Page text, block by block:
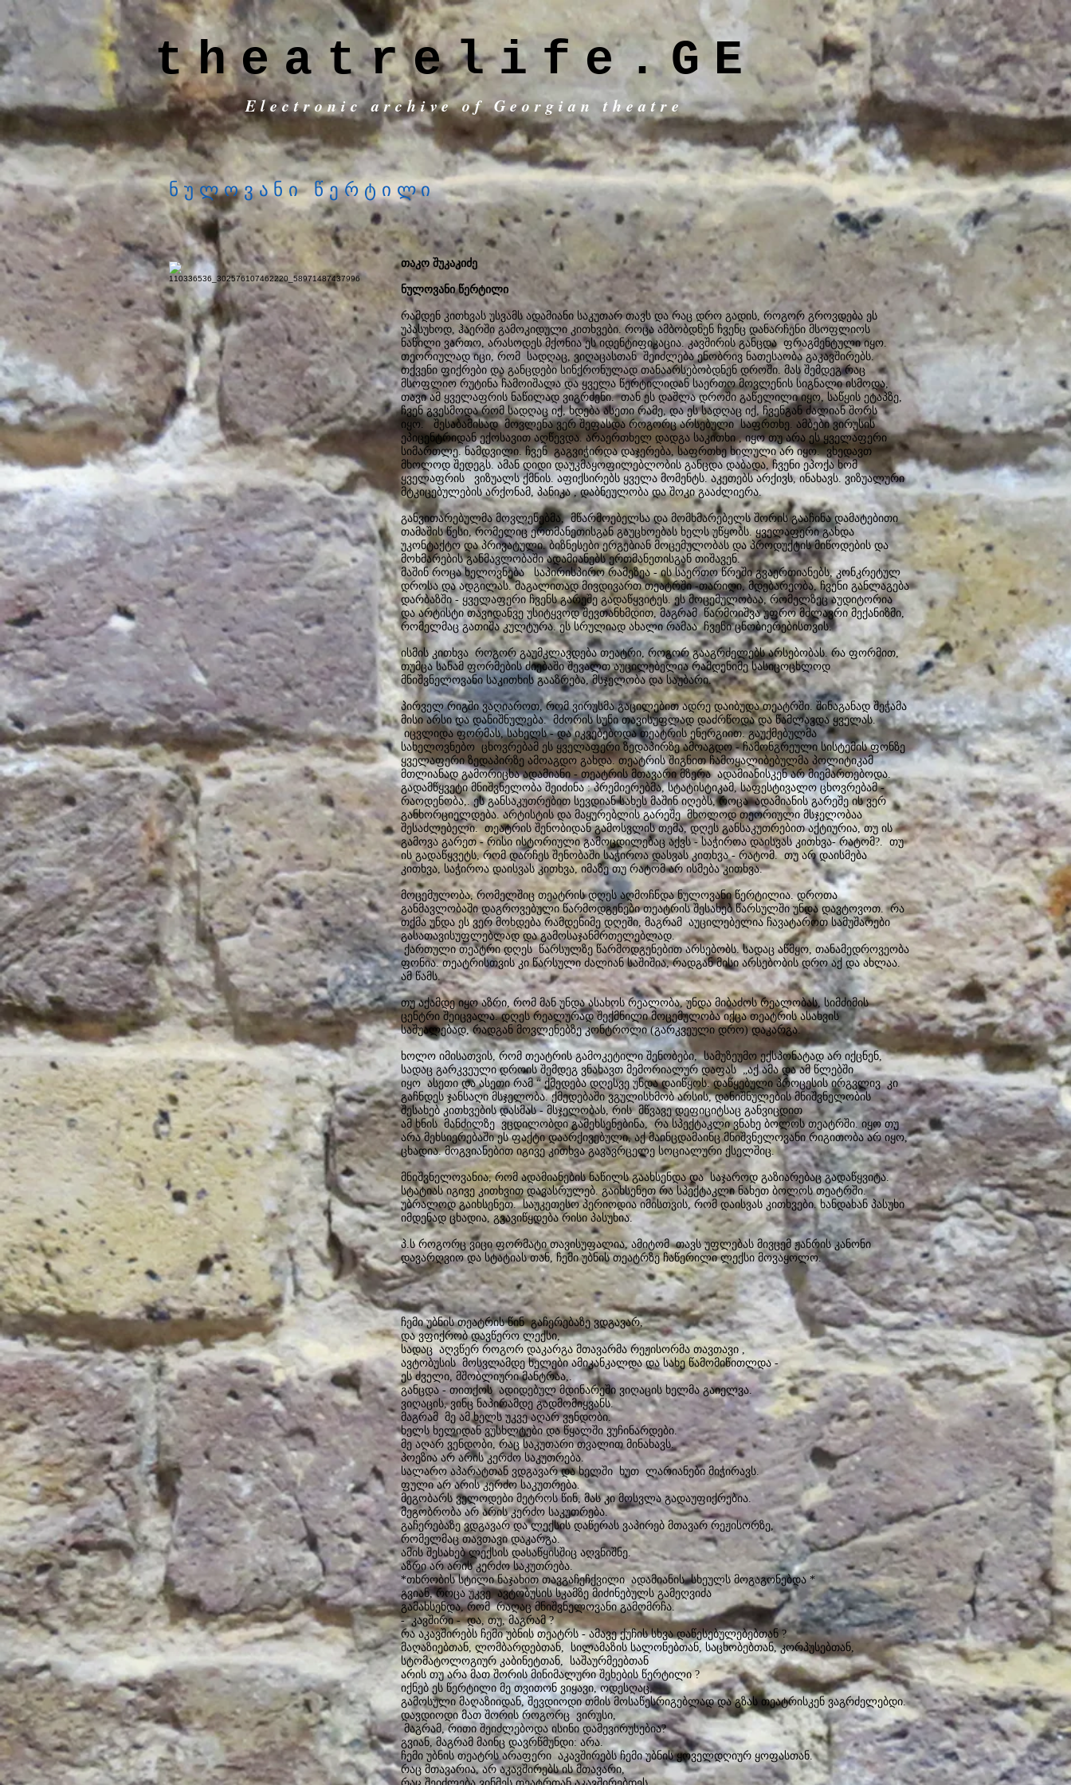
theatrelife.GE
Electronic archive of Georgian theatre
ნულოვანი წერტილი
თაკო შუკაკიძე
ნულოვანი წერტილი
რამდენ კითხვას უსვამს ადამიანი საკუთარ თავს და რაც დრო გადის, როგორ გროვდება ეს
უპასუხოდ, ჰაერში გამოკიდული კითხვები. როცა ამბობდნენ ჩვენც დანარჩენი მსოფლიოს
ნაწილი ვართო, არასოდეს მქონია ეს იდენტიფიკაცია. კავშირის განცდა ფრაგმენტული იყო.
თეორიულად იცი, რომ სადღაც, ვიღაცასთან შეიძლება ენობრივ ნათესაობა გაკავშირებს.
თქვენი ფიქრები და განცდები სინქრონულად თანაარსებობდნენ დროში. მას შემდეგ რაც
მსოფლიო რუტინა ჩამოიშალა და ყველა წერტილიდან საერთო მოვლენის სიგნალი ისმოდა,
თავი ამ ყველაფრის ნაწილად ვიგრძენი. თან ეს დაშლა დროში გაწელილი იყო, საწყის ეტაპზე,
ჩვენ გვესმოდა რომ სადღაც იქ, ხდება ასეთი რამე, და ეს სადღაც იქ, ჩვენგან ძალიან შორს
იყო. შესაბამისად მოვლენა ვერ შეფასდა როგორც არსებული საფრთხე. ამბები ვირუსის
ეპიცენტრიდან ექოსავით აღწევდა. არაერთხელ დადგა საკითხი , იყო თუ არა ეს ყველაფერი
სიმართლე. ნამდვილი. ჩვენ გაგვიჭირდა დაჯერება, საფრთხე ხილული არ იყო. ვხედავთ
მხოლოდ შედეგს. ამან დიდი დაუკმაყოფილებლობის განცდა დაბადა, ჩვენი ეპოქა ხომ
ყველაფრის ვიზუალს ქმნის. აფიქსირებს ყველა მომენტს. აკეთებს არქივს, ინახავს. ვიზუალური
მტკიცებულების არქონამ, პანიკა , დაბნეულობა და შოკი გააძლიერა.
განვითარებულმა მოვლენებმა, მწარმოებელსა და მომხმარებელს შორის გააჩინა დამატებითი
თამაშის წესი, რომელიც ერთმანეთისგან გაუცხოებას ხელს უწყობს. ყველაფერი გახდა
უკონტაქტო და პრივატული. ბიზნესები ერგებიან მოცემულობას და პროდუქტის მიწოდების და
მოხმარების განმავლობაში ადამიანებს ერთმანეთისგან თიშავენ.
მაშინ როცა ხელოვნება საპირისპირო რამეზეა - ის საერთო წრეში გვაერთიანებს, კონკრეტულ
დროსა და ადგილას. მაგალითად მივდივართ თეატრში -თარიღი, მდებარეობა, ჩვენი განლაგება
დარბაზში - ყველაფერი ჩვენს გარეშე გადაწყვიტეს. ეს მოცემულობაა, რომელზეც აუდიტორია
და არტისტი თავიდანვე უსიტყვოდ შევთანხმდით, მაგრამ წარმოიშვა უფრო მძლავრი მექანიზმი,
რომელმაც გათიშა კულტურა. ეს სრულიად ახალი რამაა ჩვენი ცნობიერებისთვის.
ისმის კითხვა როგორ გაუმკლავდება თეატრი, როგორ გააგრძელებს არსებობას. რა ფორმით,
თუმცა სანამ ფორმების ძიებაში შევალთ აუცილებელია რამდენიმე სასიცოცხლოდ
მნიშვნელოვანი საკითხის გააზრება, მსჯელობა და საუბარი.
პირველ რიგში ვაღიაროთ, რომ ვირუსმა გაცილებით ადრე დაიბუდა თეატრში. შინაგანად შეჭამა
მისი არსი და დანიშნულება. მძორის სუნი თავისუფლად დაძრწოდა და წამლავდა ყველას.
იცვლიდა ფორმას, სახელს - და იკვებებოდა თეატრის ენერგიით. გაუქმებულმა
სახელოვნებო ცხოვრებამ ეს ყველაფერი ზედაპირზე ამოაგდო - ჩამონგრეული სისტემის ფონზე
ყველაფერი ზედაპირზე ამოაგდო გახდა. თეატრის შიგნით ჩამოყალიბებულმა პოლიტიკამ
მთლიანად გამორიცხა ადამიანი - თეატრის მთავარი მზერა ადამიანისკენ არ მიემართებოდა.
გადამწყვეტი მნიშვნელობა შეიძინა : პრემიერებმა, სტატისტიკამ, საფესტივალო ცხოვრებამ -
რაოდენობა,. ეს განსაკუთრებით სევდიან სახეს მაშინ იღებს, როცა ადამიანის გარეშე ის ვერ
განხორციელდება. არტისტის და მაყურებლის გარეშე მხოლოდ თეორიული მსჯელობაა
შესაძლებელი. თეატრის შენობიდან გამოსვლის თემა, დღეს განსაკუთრებით აქტიურია, თუ ის
გამოვა გარეთ - რისი ისტორიული გამოცდილებაც აქვს - საჭიროა დაისვას კითხვა- რატომ?. თუ
ის გადაწყვეტს, რომ დარჩეს შენობაში საჭიროა დასვას კითხვა - რატომ. თუ არ დაისმება
კითხვა, საჭიროა დაისვას კითხვა, იმაზე თუ რატომ არ ისმება კითხვა.
მოცემულობა, რომელშიც თეატრის დღეს აღმოჩნდა ნულოვანი წერტილია. დროთა
განმავლობაში დაგროვებული წარმოდგენები თეატრის შესახებ წარსულში უნდა დავტოვოთ. რა
თქმა უნდა ეს ვერ მოხდება რამდენიმე დღეში, მაგრამ აუცილებელია ჩავატაროთ სამუშაოები
გასათავისუფლებლად და გამოსაჯანმრთელებლად.
ქართული თეატრი დღეს წარსულზე წარმოდგენებით არსებობს. სადაც აწმყო, თანამედროვეობა
ფონია. თეატრისთვის კი წარსული ძალიან საშიშია, რადგან მისი არსებობის დრო აქ და ახლაა.
ამ წამს.
თუ აქამდე იყო აზრი, რომ მან უნდა ასახოს რეალობა, უნდა მიბაძოს რეალობას, სიმძიმის
ცენტრი შეიცვალა. დღეს რეალურად შექმნილი მოცემულობა იქცა თეატრის ასახვის
საშუალებად, რადგან მოვლენებზე კონტროლი (გარკვეული დრო) დაკარგა.
ხოლო იმისათვის, რომ თეატრის გამოკეტილი შენობები, სამუზეუმო ექსპონატად არ იქცნენ,
სადაც გარკვეული დროის შემდეგ ვნახავთ მემორიალურ დაფას „აქ ამა და ამ წლებში
იყო ასეთი და ასეთი რამ “ ქმედება დღესვე უნდა დაიწყოს. დაწყებული პროცესის ირგვლივ კი
გაჩნდეს ჯანსაღი მსჯელობა. ქმედებაში ვგულისხმობ არსის, დანიშნულების მნიშვნელობის
შესახებ კითხვების დასმას - მსჯელობას, რის მწვავე დეფიციტსაც განვიცდით
ამ ხნის მანძილზე ვცდილობდი გამეხსენებინა, რა სპექტაკლი ვნახე ბოლოს თეატრში. იყო თუ
არა მეხსიერებაში ეს ფაქტი დაარქივებული, აქ მაინცდამაინც მნიშვნელოვანი რიგითობა არ იყო,
ცხადია. მოგვიანებით იგივე კითხვა გავავრცელე სოციალური ქსელშიც.
მნიშვნელოვანია, რომ ადამიანების ნაწილს გაახსენდა და საჯაროდ გაზიარებაც გადაწყვიტა.
სტატიას იგივე კითხვით დავასრულებ. გაიხსენეთ რა სპექტაკლი ნახეთ ბოლოს თეატრში.
უბრალოდ გაიხსენეთ. საუკეთესო პერიოდია იმისთვის, რომ დაისვას კითხვები. ხანდახან პასუხი
იმდენად ცხადია, გვავიწყდება რისი პასუხია.
პ.ს როგორც ვიცი ფორმატი თავისუფალია, ამიტომ თავს უფლებას მივცემ ჟანრის კანონი
დავარღვიო და სტატიას თან, ჩემი უბნის თეატრზე ჩაწერილი ლექსი მოვაყოლო.
ჩემი უბნის თეატრის წინ გაჩერებაზე ვდგავარ,
და ვფიქრობ დავწერო ლექსი,
სადაც აღვწერ როგორ დაკარგა მთავარმა რეჟისორმა თავთავი ,
ავტობუსის მოსვლამდე ხელები ამიკანკალდა და სახე წამომიწითლდა -
ეს ძველი, მშობლიური მანტრაა,.
განცდა - თითქოს ადიდებულ მდინარეში ვიღაცის ხელმა გაიელვა.
ვიღაცის, ვინც ნაპირამდე გადმომიყვანს.
მაგრამ მე ამ ხელს უკვე აღარ ვენდობი.
ხელს ხელიდან ვუსხლტები და წყალში ვუჩინარდები.
მე აღარ ვენდობი, რაც საკუთარი თვალით მინახავს.
პოეზია არ არის კერძო საკუთრება.
სალარო აპარატთან ვდგავარ და ხელში ხუთ ლარიანები მიჭირავს.
ფული არ არის კერძო საკუთრება.
მეგობარს ველოდები მეტროს წინ, მას კი მოსვლა გადაუფიქრებია.
მეგობრობა არ არის კერძო საკუთრება.
გაჩერებაზე ვდგავარ და ლექსის დაწერას ვაპირებ მთავარ რეჟისორზე,
რომელმაც თავთავი დაკარგა.
ამის შესახებ ლექსის დასაწყისშიც აღვნიშნე.
აზრი არ არის კერძო საკუთრება.
*თხრობის სტილი ნაჯახით თავგაჩეჩქვილი ადამიანის სხეულს მოგაგონებდა *
გვიან, როცა უკვე ავტობუსის სკამზე მიძინებულს გამეღვიძა
გამახსენდა, რომ რაღაც მნიშვნელოვანი გამომრჩა.
- კავშირი - და, თუ, მაგრამ ?
რა აკავშირებს ჩემი უბნის თეატრს - ამავე ქუჩის სხვა დაწესებულებებთან ?
მაღაზიებთან, ლომბარდებთან, სილამაზის სალონებთან, საცხობებთან, კორპუსებთან,
სტომატოლოგიურ კაბინეტთან, საშაურმეებთან
არის თუ არა მათ შორის მინიმალური შეხების წერტილი ?
იქნებ ეს წერტილი მე თვითონ ვიყავი, ოდესღაც,
გამოსული მაღაზიიდან, შევდიოდი თმის მოსაწესრიგებლად და გზას თეატრისკენ ვაგრძელებდი.
დავდიოდი მათ შორის როგორც ვირუსი,
მაგრამ, რითი შეიძლებოდა ისინი დამევირუსებია?
გვიან, მაგრამ მაინც დავრწმუნდი: არა.
ჩემი უბნის თეატრს არაფერი აკავშირებს ჩემი უბნის ყოველდღიურ ყოფასთან.
რაც მთავარია, არ აკავშირებს ის მთავარი,